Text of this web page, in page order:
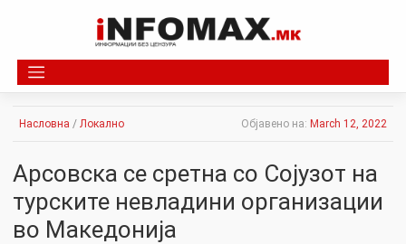
Насловна / Локално Објавено на: March 12, 2022
Арсовска се сретна со Сојузот на
турските невладини организации
во Македонија